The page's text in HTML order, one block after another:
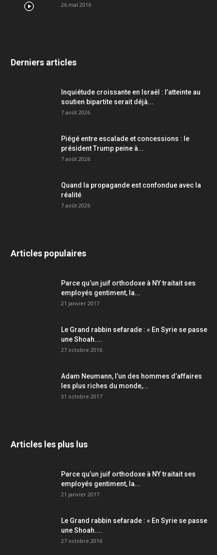
26 mai 2016
Derniers articles
Inquiétude croissante en Israël : l’atteinte au
soutien bipartite serait déjà...
7 août 2026
Piégé entre escalade et concessions : le
président Trump peine à...
7 août 2026
Quand la propagande est confondue avec la
réalité
7 août 2026
Articles populaires
Parce qu’un juif orthodoxe à NY traitait ses
employés gentiment, la...
21 janvier 2017
Le Grand rabbin sefarade : « En Syrie se passe
une Shoah....
27 octobre 2016
Adam Neumann, l’un des hommes d’affaires
les plus riches du monde,...
31 octobre 2017
Articles les plus lus
Parce qu’un juif orthodoxe à NY traitait ses
employés gentiment, la...
21 janvier 2017
Le Grand rabbin sefarade : « En Syrie se passe
une Shoah....
27 octobre 2016